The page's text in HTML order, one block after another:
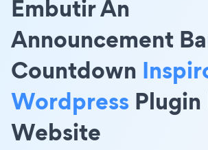
Embutir An
Announcement
Countdown
Wordpress Plugin
Website